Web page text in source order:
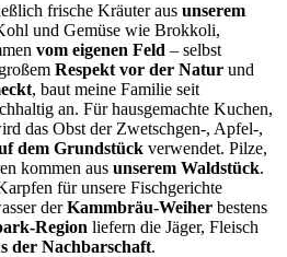
frische Kräuter aus unserem
und Gemüse wie Brokkoli,
vom eigenen Feld – selbst
Respekt vor der Natur und
, baut meine Familie seit
an. Für hausgemachte Kuchen,
das Obst der Zwetschgen-, Apfel-,
dem Grundstück verwendet. Pilze,
kommen aus unserem Waldstück.
für unsere Fischgerichte
derKammbräu-Weiher bestens
Region liefern die Jäger, Fleisch
der Nachbarschaft.